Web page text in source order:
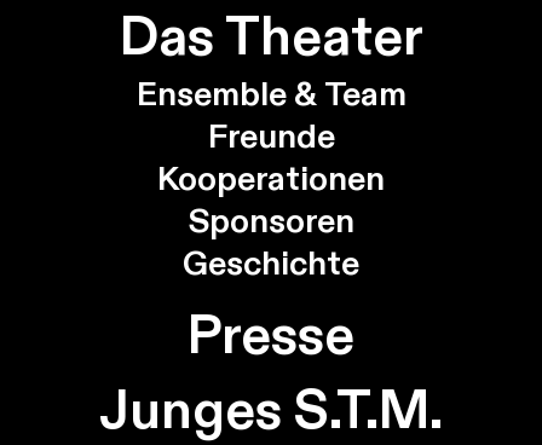
Das Theater
Ensemble & Team
Freunde
Kooperationen
Sponsoren
Geschichte
Presse
Junges S.T.M.